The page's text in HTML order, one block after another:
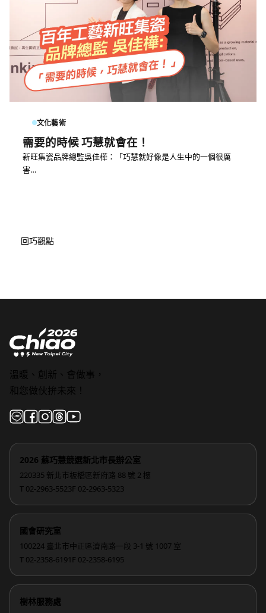
文化藝術
需要的時候 巧慧就會在！
新旺集瓷品牌總監吳佳樺：「巧慧就好像是人生中的一個很厲
害…
回巧觀點
溫暖、創新、會做事，
和您做伙拚未來！
2026 蘇巧慧競選新北市長辦公室
220335 新北市板橋區新府路 88 號 2 樓
T 02-2963-5523F 02-2963-5323
國會研究室
100224 臺北市中正區濟南路一段 3-1 號 1007 室
T 02-2358-6191 F 02-2358-6195
樹林服務處